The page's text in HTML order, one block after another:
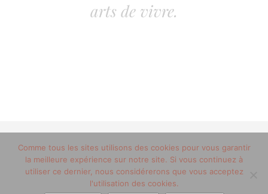
arts de vivre.
© 2012-2020 copyright trucsdemec.fr - blog lifestyle
masculin/Tous droits réservés
Mentions Légales
Comme tous les sites utilisons des cookies pour vous garantir
la meilleure expérience sur notre site. Si vous continuez à
utiliser ce dernier, nous considérerons que vous acceptez
l'utilisation des cookies.